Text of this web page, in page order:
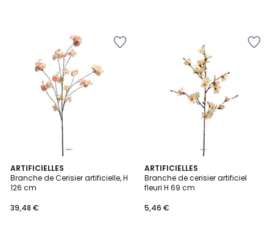
ARTIFICIELLES
Branche de Cerisier artificielle, H
126 cm
39,48 €
ARTIFICIELLES
Branche de cerisier artificiel
fleuri H 69 cm
5,46 €